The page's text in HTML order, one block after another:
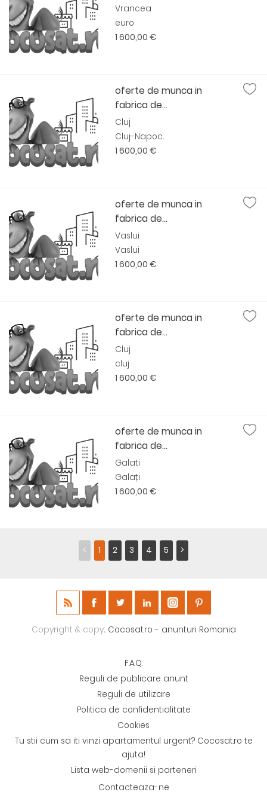
Vrancea
euro
1 600,00 €
oferte de munca in
fabrica de...
Cluj
Cluj-Napoc...
1 600,00 €
oferte de munca in
fabrica de...
Vaslui
Vaslui
1 600,00 €
oferte de munca in
fabrica de...
Cluj
cluj
1 600,00 €
oferte de munca in
fabrica de...
Galati
Galați
1 600,00 €
< 1 2 3 4 5 >
Copyright & copy; Cocosat.ro - anunturi Romania
F.A.Q.
Reguli de publicare anunt
Reguli de utilizare
Politica de confidentialitate
Cookies
Tu stii cum sa iti vinzi apartamentul urgent? Cocosat.ro te
ajuta!
Lista web-domenii si parteneri
Contacteaza-ne